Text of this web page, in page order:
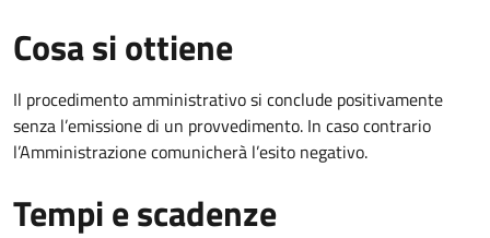
Cosa si ottiene
Il procedimento amministrativo si conclude positivamente
senza l’emissione di un provvedimento. In caso contrario
l’Amministrazione comunicherà l’esito negativo.
Tempi e scadenze